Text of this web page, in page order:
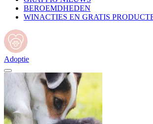
BEROEMDHEDEN
WINACTIES EN GRATIS
Adoptie